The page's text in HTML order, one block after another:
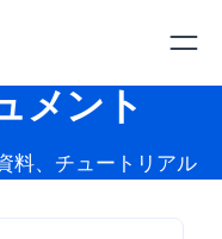
メント
料、チュートリアル